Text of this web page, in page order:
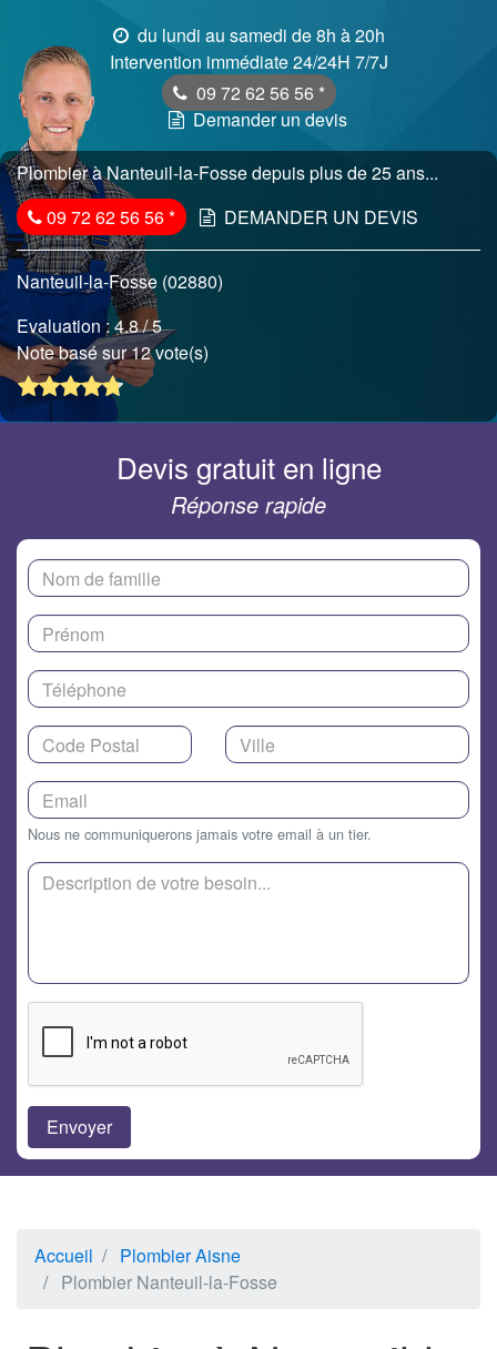
du lundi au samedi de 8h à 20h
Intervention immédiate 24/24H 7/7J
09 72 62 56 56 *
Demander un devis
Plombier à Nanteuil-la-Fosse depuis plus de 25 ans...
09 72 62 56 56* DEMANDER UN DEVIS
Nanteuil-la-Fosse (02880)
Evaluation :4.8/ 5
Note basé sur 12 vote(s)
Devis gratuit en ligne
Réponse rapide
Nous ne communiquerons jamais votre email à un tier.
Accueil
Plombier Aisne
Plombier Nanteuil-la-Fosse